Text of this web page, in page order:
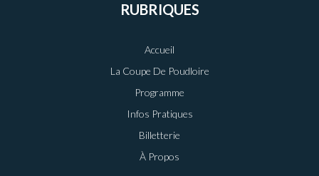
RUBRIQUES
Accueil
La Coupe De Poudloire
Programme
Infos Pratiques
Billetterie
À Propos